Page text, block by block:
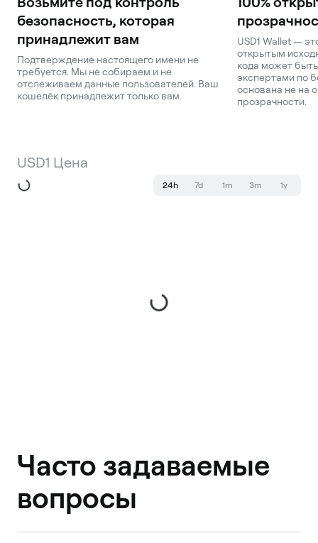
безопасность, которая
принадлежит вам
Подтверждение настоящего имени не
требуется. Мы не собираем и не
отслеживаем данные пользователей. Ваш
кошелёк принадлежит только вам.
USD1 Wallet —
открытым
кода может
экспертами по
основана не на
прозрачности.
USD1 Цена
24h 7d 1m 3m 1y
Часто задаваемые
вопросы